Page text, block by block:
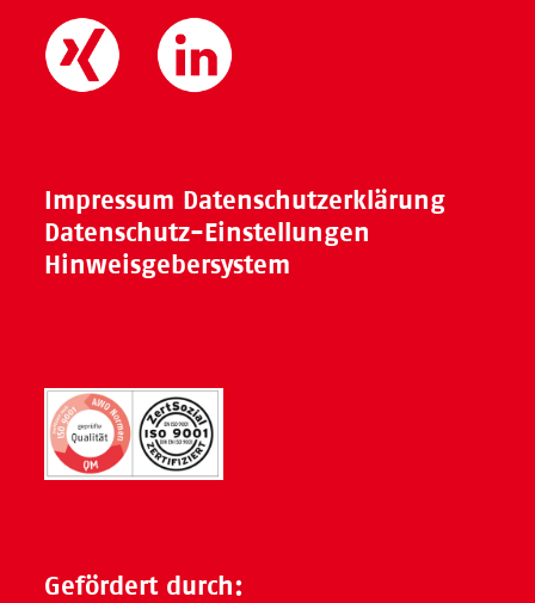
Impressum Datenschutzerklärung
Datenschutz-Einstellungen
Hinweisgebersystem
Gefördert durch: